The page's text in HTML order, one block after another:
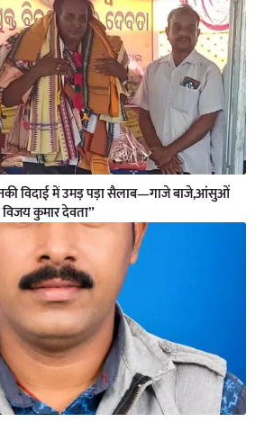
विदाई में उमड़ पड़ा सैलाब—गाजे बाजे,आंसुओं
कुमार देवता”